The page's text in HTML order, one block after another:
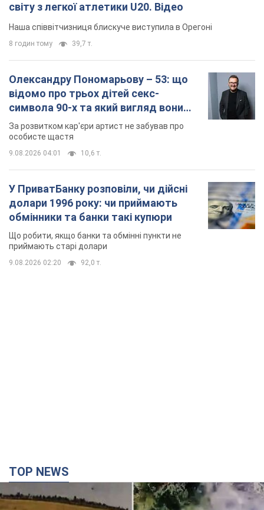
світу з легкої атлетики U20. Відео
Наша співвітчизниця блискуче виступила в Орегоні
8 годин тому 39,7 т.
Олександру Пономарьову – 53: що
відомо про трьох дітей секс-
символа 90-х та який вигляд вони
мають
За розвитком кар'єри артист не забував про
особисте щастя
9.08.2026 04:01 10,6 т.
У ПриватБанку розповіли, чи дійсні
долари 1996 року: чи приймають
обмінники та банки такі купюри
Що робити, якщо банки та обмінні пункти не
приймають старі долари
9.08.2026 02:20 92,0 т.
TOP NEWS